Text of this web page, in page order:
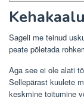
Sageli me teinud
peate põletada
Aga see ei ole alati
Sellepärast kuulete
keskmine toitumine